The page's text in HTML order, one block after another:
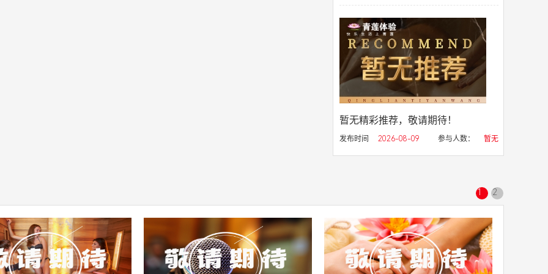
暂无精彩推荐，敬请期待！
发布时间 2026-08-09 参与人数： 暂无
1 2